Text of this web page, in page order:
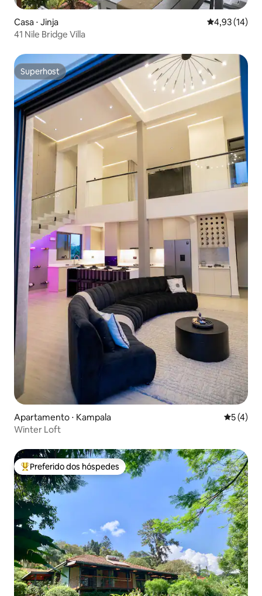
Casa ⋅ Jinja 4,93 de uma
4,93 (14)
41 Nile Bridge Villa
Superhost
Superhost
Apartamento ⋅ Kampala 5 de
5 (4)
Winter Loft
Entre os melhores preferidos dos hóspedes
Preferido dos hóspedes